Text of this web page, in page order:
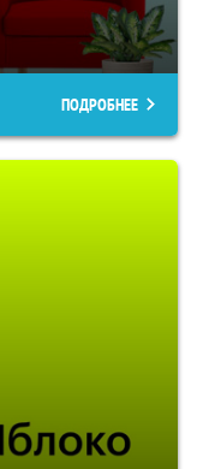
ПОДРОБНЕЕ